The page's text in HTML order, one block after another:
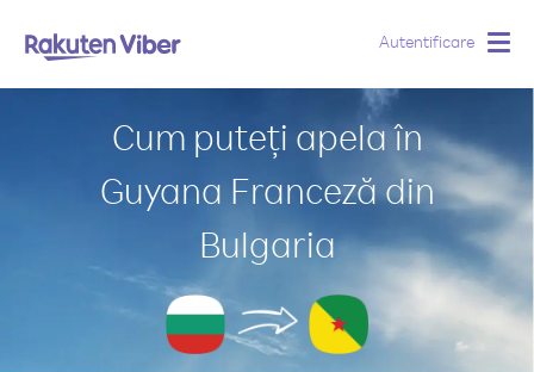
Autentificare
Cum puteți apela în
Guyana Franceză din
Bulgaria